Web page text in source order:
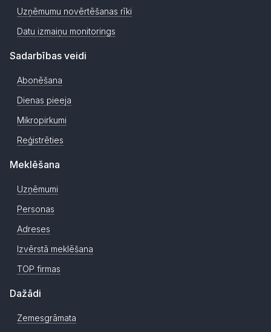
Uzņēmumu novērtēšanas rīki
Datu izmaiņu monitorings
Sadarbības veidi
Abonēšana
Dienas pieeja
Mikropirkumi
Reģistrēties
Meklēšana
Uzņēmumi
Personas
Adreses
Izvērstā meklēšana
TOP firmas
Dažādi
Zemesgrāmata